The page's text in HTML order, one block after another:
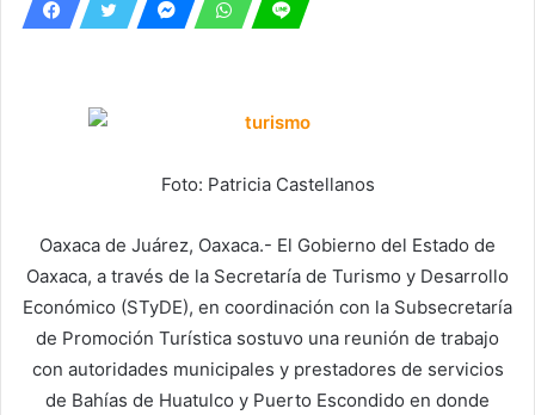
Foto: Patricia Castellanos
Oaxaca de Juárez, Oaxaca.- El Gobierno del Estado de
Oaxaca, a través de la Secretaría de Turismo y Desarrollo
Económico (STyDE), en coordinación con la Subsecretaría
de Promoción Turística sostuvo una reunión de trabajo
con autoridades municipales y prestadores de servicios
de Bahías de Huatulco y Puerto Escondido en donde